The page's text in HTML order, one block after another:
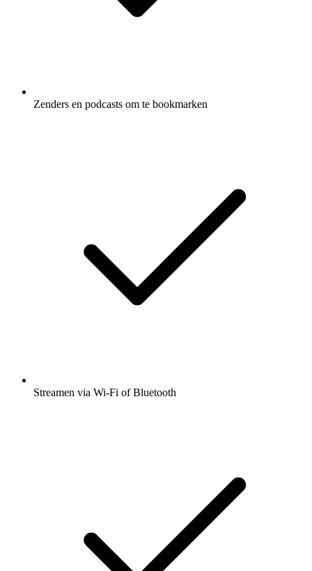
Zenders en podcasts om te bookmarken
Streamen via Wi-Fi of Bluetooth